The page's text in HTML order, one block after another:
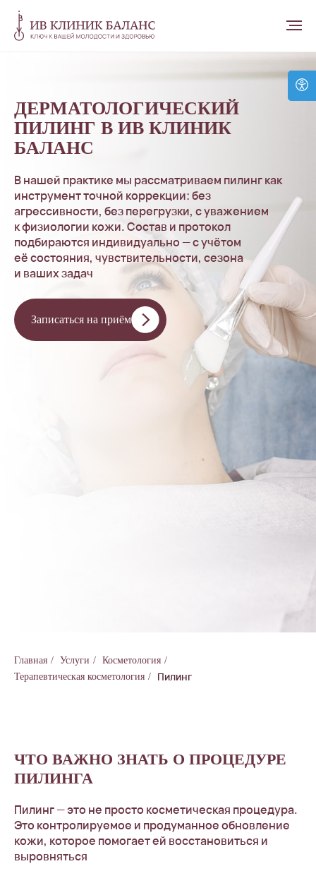
ДЕРМАТОЛОГИЧЕСКИЙ
ПИЛИНГ В ИВ КЛИНИК
БАЛАНС
В нашей практике мы рассматриваем пилинг как
инструмент точной коррекции: без
агрессивности, без перегрузки, с уважением
к физиологии кожи. Состав и протокол
подбираются индивидуально — с учётом
её состояния, чувствительности, сезона
и ваших задач
Записаться на приём
Главная / Услуги / Косметология /
Терапевтическая косметология / Пилинг
ЧТО ВАЖНО ЗНАТЬ О ПРОЦЕДУРЕ
ПИЛИНГА
Пилинг — это не просто косметическая процедура.
Это контролируемое и продуманное обновление
кожи, которое помогает ей восстановиться и
выровняться